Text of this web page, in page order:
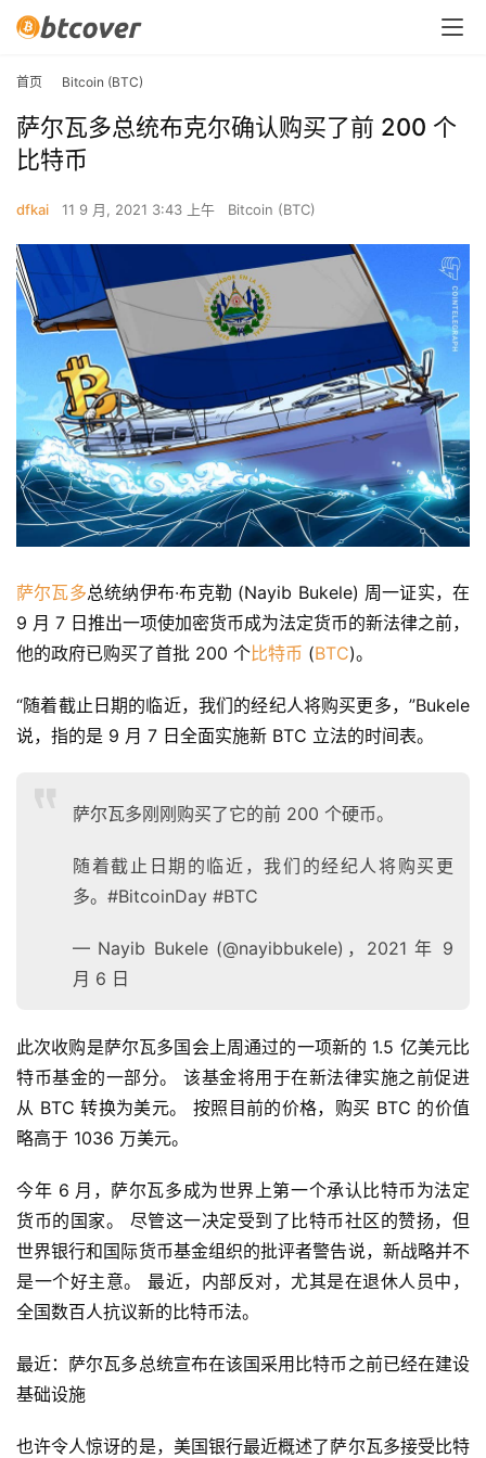
首页 Bitcoin (BTC)
萨尔瓦多总统布克尔确认购买了前 200 个
比特币
dfkai 11 9 月, 2021 3:43 上午 Bitcoin (BTC)
萨尔瓦多总统纳伊布·布克勒 (Nayib Bukele) 周一证实，在
9 月 7 日推出一项使加密货币成为法定货币的新法律之前，
他的政府已购买了首批 200 个比特币 (BTC)。
“随着截止日期的临近，我们的经纪人将购买更多，”Bukele
说，指的是 9 月 7 日全面实施新 BTC 立法的时间表。
萨尔瓦多刚刚购买了它的前 200 个硬币。
随着截止日期的临近，我们的经纪人将购买更
多。#BitcoinDay #BTC
— Nayib Bukele (@nayibbukele)，2021 年 9
月 6 日
此次收购是萨尔瓦多国会上周通过的一项新的 1.5 亿美元比
特币基金的一部分。 该基金将用于在新法律实施之前促进
从 BTC 转换为美元。 按照目前的价格，购买 BTC 的价值
略高于 1036 万美元。
今年 6 月，萨尔瓦多成为世界上第一个承认比特币为法定
货币的国家。 尽管这一决定受到了比特币社区的赞扬，但
世界银行和国际货币基金组织的批评者警告说，新战略并不
是一个好主意。 最近，内部反对，尤其是在退休人员中，
全国数百人抗议新的比特币法。
最近：萨尔瓦多总统宣布在该国采用比特币之前已经在建设
基础设施
也许令人惊讶的是，美国银行最近概述了萨尔瓦多接受比特